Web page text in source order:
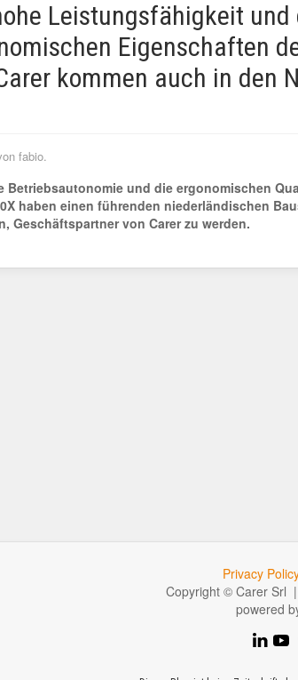
Leistungsfähigkeit und
Eigenschaften
kommen auch in den
fabio.
Betriebsautonomie und die ergonomischen
haben einen führenden niederländischen
Geschäftspartner von Carer zu werden.
Privacy
Copyright © Carer Srl
powered